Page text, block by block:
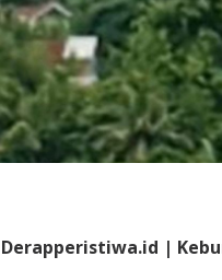
Derapperistiwa.id |